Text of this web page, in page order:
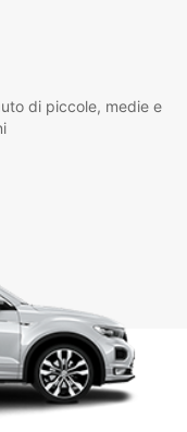
di piccole, medie e